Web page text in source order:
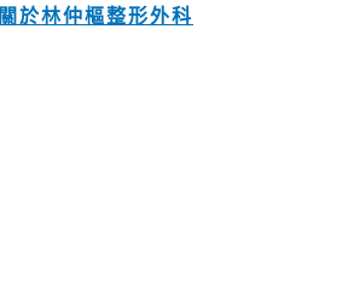
關於林仲樞整形外科